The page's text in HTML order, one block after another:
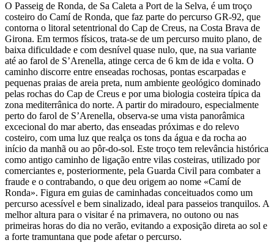
O Passeig de Ronda, de Sa Caleta a Port de la Selva, é um troço
costeiro do Camí de Ronda, que faz parte do percurso GR-92, que
contorna o litoral setentrional do Cap de Creus, na Costa Brava de
Girona. Em termos físicos, trata-se de um percurso muito plano, de
baixa dificuldade e com desnível quase nulo, que, na sua variante
até ao farol de S’Arenella, atinge cerca de 6 km de ida e volta. O
caminho discorre entre enseadas rochosas, pontas escarpadas e
pequenas praias de areia preta, num ambiente geológico dominado
pelas rochas do Cap de Creus e por uma biologia costeira típica da
zona mediterrânica do norte. A partir do miradouro, especialmente
perto do farol de S’Arenella, observa-se uma vista panorâmica
excecional do mar aberto, das enseadas próximas e do relevo
costeiro, com uma luz que realça os tons da água e da rocha ao
início da manhã ou ao pôr-do-sol. Este troço tem relevância histórica
como antigo caminho de ligação entre vilas costeiras, utilizado por
comerciantes e, posteriormente, pela Guarda Civil para combater a
fraude e o contrabando, o que deu origem ao nome «Camí de
Ronda». Figura em guias de caminhadas conceituados como um
percurso acessível e bem sinalizado, ideal para passeios tranquilos. A
melhor altura para o visitar é na primavera, no outono ou nas
primeiras horas do dia no verão, evitando a exposição direta ao sol e
a forte tramuntana que pode afetar o percurso.